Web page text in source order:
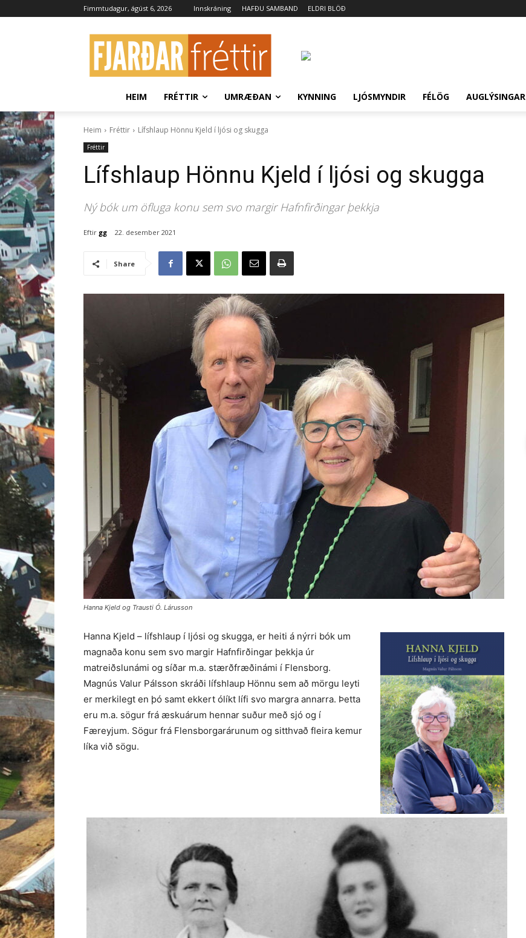
Fimmtudagur, ágúst 6, 2026 Innskráning HAFÐU SAMBAND ELDRI BLÖÐ
HEIM FRÉTTIR UMRÆÐAN KYNNING LJÓSMYNDIR FÉLÖG AUGLÝSINGAR
Heim Fréttir Lífshlaup Hönnu Kjeld í ljósi og skugga
Fréttir
Lífshlaup Hönnu Kjeld í ljósi og skugga
Ný bók um öfluga konu sem svo margir Hafnfirðingar þekkja
Eftir gg 22. desember 2021
Share
Hanna Kjeld og Trausti Ó. Lárusson
Hanna Kjeld – lífshlaup í ljósi og skugga, er heiti á nýrri bók um
magnaða konu sem svo margir Hafnfirðingar þekkja úr
matreiðslunámi og síðar m.a. stærðfræðinámi í Flensborg.
Magnús Valur Pálsson skráði lífshlaup Hönnu sem að mörgu leyti
er merkilegt en þó samt ekkert ólíkt lífi svo margra annarra. Þetta
eru m.a. sögur frá æskuárum hennar suður með sjó og í
Færeyjum. Sögur frá Flensborgarárunum og sitthvað fleira kemur
líka við sögu.